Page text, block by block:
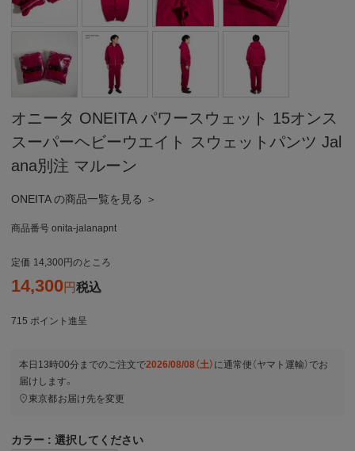
オニータ ONEITA パワースウェット 15オンス
スーパーヘビーウエイト スウェットパンツ Jal
ana別注 マルーン
ONEITA の商品一覧を見る ＞
商品番号 onita-jalanapnt
定価 14,300 のところ
14,300 税込
715 ポイント進呈
本日 13時00分 までのご注文で2026/08/08（土） に通常便（ヤマト運輸） でお
届けします。
東京都お届け先を変更
カラー 選択してください